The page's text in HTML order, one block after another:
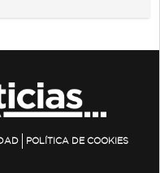
POLÍTICA DE COOKIES